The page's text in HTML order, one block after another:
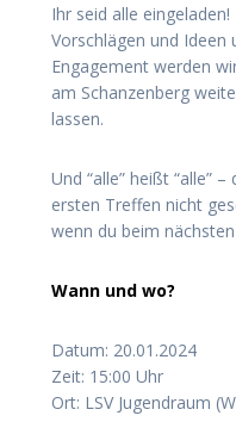
Ihr seid alle
Vorschlägen und Ideen
Engagement werden
am Schanzenberg
lassen.
Und “alle” heißt “alle”
ersten Treffen nicht
wenn du beim
Wann und wo?
Datum: 20.01.2024
Zeit: 15:00 Uhr
Ort: LSV Jugendraum